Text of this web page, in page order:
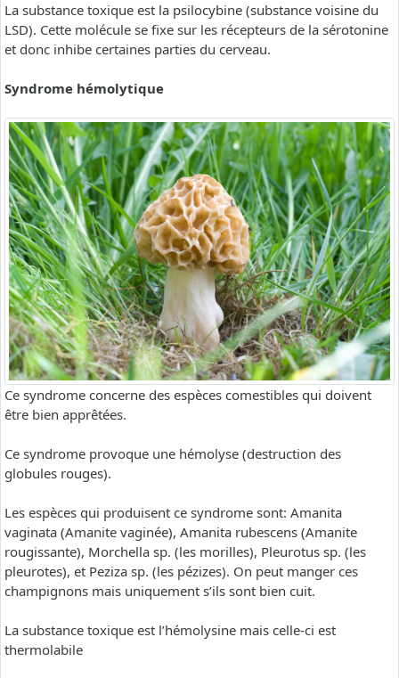
La substance toxique est la psilocybine (substance voisine du
LSD). Cette molécule se fixe sur les récepteurs de la sérotonine
et donc inhibe certaines parties du cerveau.
Syndrome hémolytique
Ce syndrome concerne des espèces comestibles qui doivent
être bien apprêtées.
Ce syndrome provoque une hémolyse (destruction des
globules rouges).
Les espèces qui produisent ce syndrome sont: Amanita
vaginata (Amanite vaginée), Amanita rubescens (Amanite
rougissante), Morchella sp. (les morilles), Pleurotus sp. (les
pleurotes), et Peziza sp. (les pézizes). On peut manger ces
champignons mais uniquement s’ils sont bien cuit.
La substance toxique est l’hémolysine mais celle-ci est
thermolabile